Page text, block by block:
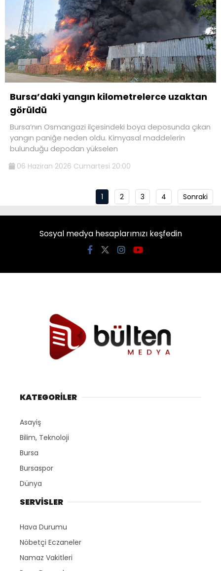
Bursa’daki yangın kilometrelerce uzaktan
görüldü
Bursa’nın Osmangazi ilçesindeki boya deposunda çıkan
yangın paniğe neden oldu. Kimyasal maddelerin
bulunduğu depodan yükselen
06 Haziran 2026 Cumartesi 20:00
1 2 3 4 Sonraki
Sosyal medya hesaplarımızı keşfedin
KATEGORİLER
Asayiş
Bilim, Teknoloji
Bursa
Bursaspor
Dünya
SERVİSLER
Hava Durumu
Nöbetçi Eczaneler
Namaz Vakitleri